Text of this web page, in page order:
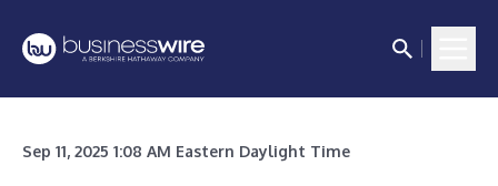
Sep 11, 2025 1:08 AM Eastern Daylight Time